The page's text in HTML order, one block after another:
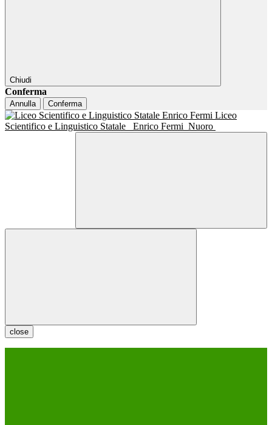
Chiudi
Conferma
Annulla Conferma
Liceo
Scientifico e Linguistico Statale
Enrico Fermi Nuoro
close